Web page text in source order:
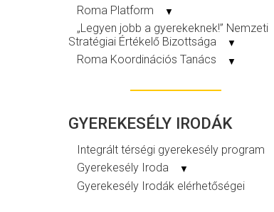
Roma Platform ▼
„Legyen jobb a gyerekeknek!” Nemzeti
Stratégiai Értékelő Bizottsága
▼
Roma Koordinációs Tanács ▼
GYEREKESÉLY IRODÁK
Integrált térségi gyerekesély program
Gyerekesély Iroda
▼
Gyerekesély Irodák elérhetőségei